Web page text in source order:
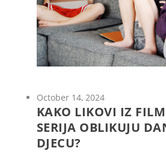
October 14, 2024
KAKO LIKOVI IZ
SERIJA OBLIKUJU
DJECU?